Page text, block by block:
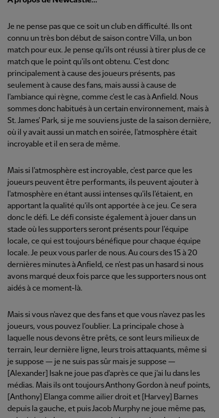
Je ne pense pas que ce soit un club en difficulté. Ils ont
connu un très bon début de saison contre Villa, un bon
match pour eux. Je pense qu'ils ont réussi à tirer plus de ce
match que le point qu'ils ont obtenu. C'est donc
principalement à cause des joueurs présents, pas
seulement à cause des fans, mais aussi à cause de
l'ambiance qui règne, comme c'est le cas à Anfield. Nous
sommes donc habitués à un certain environnement, mais à
St. James' Park, si je me souviens juste de la saison dernière,
où il y avait aussi un match en soirée, l'atmosphère était
incroyable et il en sera de même.
Mais si l'atmosphère est incroyable, c'est parce que les
joueurs peuvent être performants, ils peuvent ajouter à
l'atmosphère en étant aussi intenses qu'ils l'étaient, en
apportant la qualité qu'ils ont apportée à ce jeu. Ce sera
donc le défi. Le défi consiste également à jouer dans un
stade où les supporters seront présents pour l'équipe
locale, ce qui est toujours bénéfique pour chaque équipe
locale. Je peux vous parler de nous. Au cours des 15 à 20
dernières minutes à Anfield, ce n'est pas un hasard si nous
avons marqué deux fois parce que les supporters nous ont
aidés à ce moment-là.
Mais si vous n'avez que des fans et que vous n'avez pas les
joueurs, vous pouvez l'oublier. La principale chose à
laquelle nous devons être prêts, ce sont leurs milieux de
terrain, leur dernière ligne, leurs trois attaquants, même si
je suppose — je ne suis pas sûr mais je suppose —
[Alexander] Isak ne joue pas d'après ce que j'ai lu dans les
médias. Mais ils ont toujours Anthony Gordon à neuf points,
[Anthony] Elanga comme ailier droit et [Harvey] Barnes
depuis la gauche, et puis Jacob Murphy ne joue même pas,